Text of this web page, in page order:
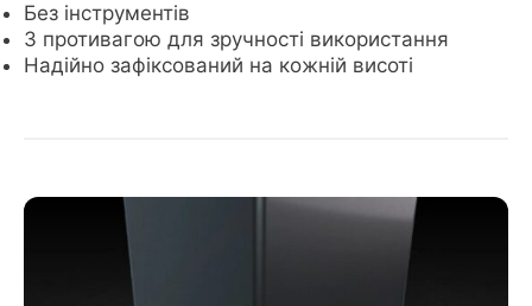
Без інструментів
З противагою для зручності використання
Надійно зафіксований на кожній висоті